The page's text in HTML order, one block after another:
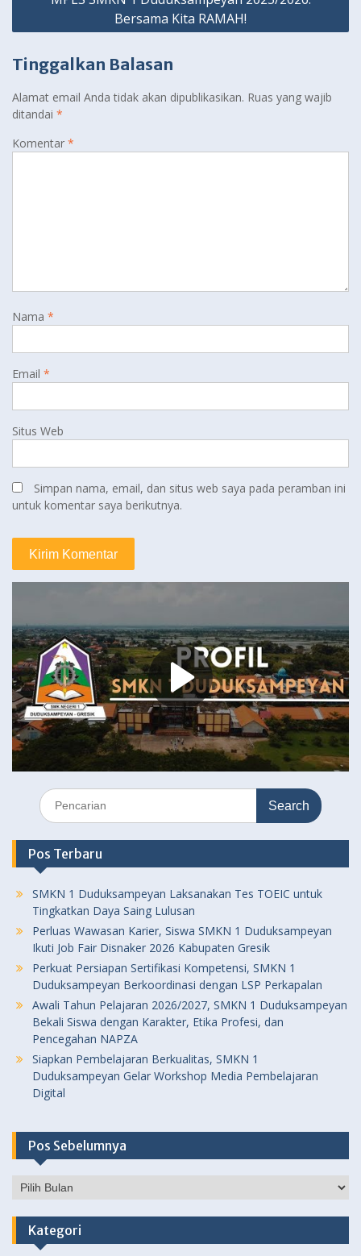
Bersama Kita RAMAH!
Tinggalkan Balasan
Alamat email Anda tidak akan dipublikasikan. Ruas yang wajib
ditandai *
Komentar *
Nama *
Email *
Situs Web
Simpan nama, email, dan situs web saya pada peramban ini
untuk komentar saya berikutnya.
Search
for:
Pos Terbaru
SMKN 1 Duduksampeyan Laksanakan Tes TOEIC untuk
Tingkatkan Daya Saing Lulusan
Perluas Wawasan Karier, Siswa SMKN 1 Duduksampeyan
Ikuti Job Fair Disnaker 2026 Kabupaten Gresik
Perkuat Persiapan Sertifikasi Kompetensi, SMKN 1
Duduksampeyan Berkoordinasi dengan LSP Perkapalan
Awali Tahun Pelajaran 2026/2027, SMKN 1 Duduksampeyan
Bekali Siswa dengan Karakter, Etika Profesi, dan
Pencegahan NAPZA
Siapkan Pembelajaran Berkualitas, SMKN 1
Duduksampeyan Gelar Workshop Media Pembelajaran
Digital
Pos Sebelumnya
Pos
Kategori